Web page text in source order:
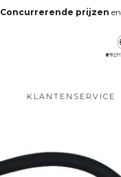
Concurrerende prijzen en
KLANTENSERVICE